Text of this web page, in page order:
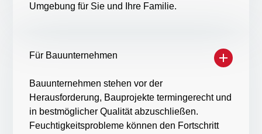
Umgebung für Sie und Ihre Familie.
Für Bauunternehmen
Bauunternehmen stehen vor der
Herausforderung, Bauprojekte termingerecht und
in bestmöglicher Qualität abzuschließen.
Feuchtigkeitsprobleme können den Fortschritt